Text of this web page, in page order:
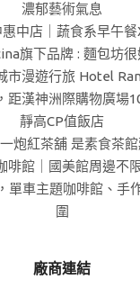
濃郁藝術氣息
惠中店｜蔬食系早午
旗下品牌 : 麵包坊很
市漫遊行旅 Hotel
距漢神洲際購物廣場
靜高CP值飯店
炮紅茶舖 是素食茶
啡館｜國美館周邊不
單車主題咖啡館、手
圍
廠商連結